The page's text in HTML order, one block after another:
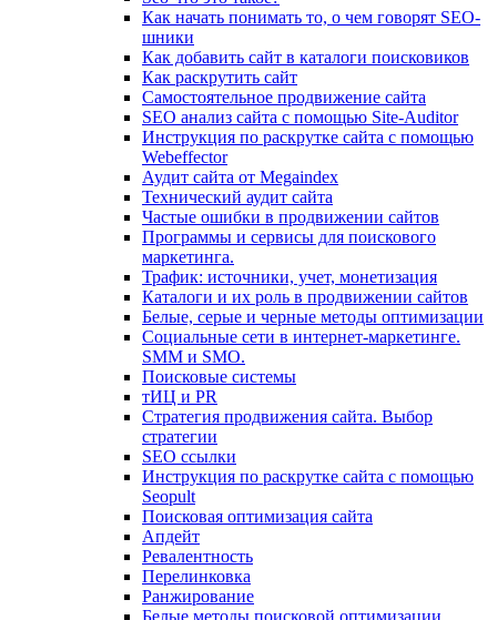
Как начать понимать то, о чем говорят SEO-
шники
Как добавить сайт в каталоги поисковиков
Как раскрутить сайт
Самостоятельное продвижение сайта
SEO анализ сайта с помощью Site-Auditor
Инструкция по раскрутке сайта с помощью
Webeffector
Аудит сайта от Megaindex
Технический аудит сайта
Частые ошибки в продвижении сайтов
Программы и сервисы для поискового
маркетинга.
Трафик: источники, учет, монетизация
Каталоги и их роль в продвижении сайтов
Белые, серые и черные методы оптимизации
Социальные сети в интернет-маркетинге.
SMM и SMO.
Поисковые системы
тИЦ и PR
Стратегия продвижения сайта. Выбор
стратегии
SEO ссылки
Инструкция по раскрутке сайта с помощью
Seopult
Поисковая оптимизация сайта
Апдейт
Ревалентность
Перелинковка
Ранжирование
Белые методы поисковой оптимизации